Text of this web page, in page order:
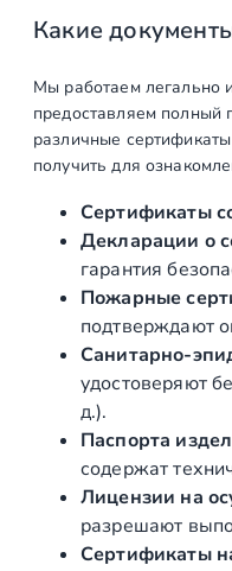
согласование.
Составление
коммерческого
предложения, с
предоставлением
визуализации
Составление
договора и
подписание
Подготовка и
подписание
Геометрического
Проекта, с
расчетом общих
нагрузок
Производство
Какие
Мы работаем легально
предоставляем полный
различные
получить для
Сертификаты
Декларации о
гарантия
Пожарные
подтверждают
удостоверяют
д.).
Паспорта
содержат
Лицензии на
разрешают
Сертификаты